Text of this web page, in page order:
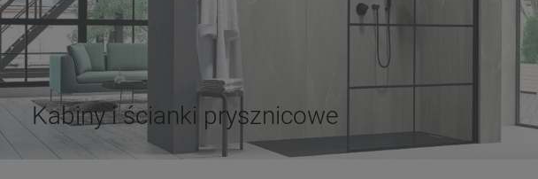
Kabiny i ścianki prysznicowe